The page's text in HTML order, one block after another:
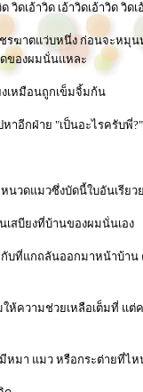
เอ้าวิด เอ้าวิดเอ้าวิด วิดเ
รฆาตแว่บหนึ่ง ก่อนจะหมุ
ของผมนั่นแหละ
เหมือนถูกเข็มจิ้มก้น
าอีกฝ่าย "เป็นอะไรครับพี่?"
วดแมวซึ่งบัดนี้ใบอันเรีย
สบียงที่บ้านของผมนั่นเอง
บที่แกถลันออกมาหน้าบ้าน
ห้ความช่วยเหลือเต็มที่
มา แมว หรือกระต่ายที่ไห